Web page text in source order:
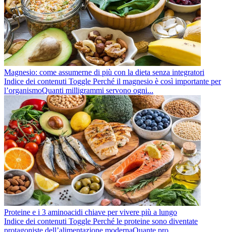
Magnesio: come assumerne di più con la dieta senza integratori
Indice dei contenuti Toggle Perché il magnesio è così importante per
l’organismoQuanti milligrammi servono ogni...
Proteine e i 3 aminoacidi chiave per vivere più a lungo
Indice dei contenuti Toggle Perché le proteine sono diventate
protagoniste dell’alimentazione modernaQuante pro...